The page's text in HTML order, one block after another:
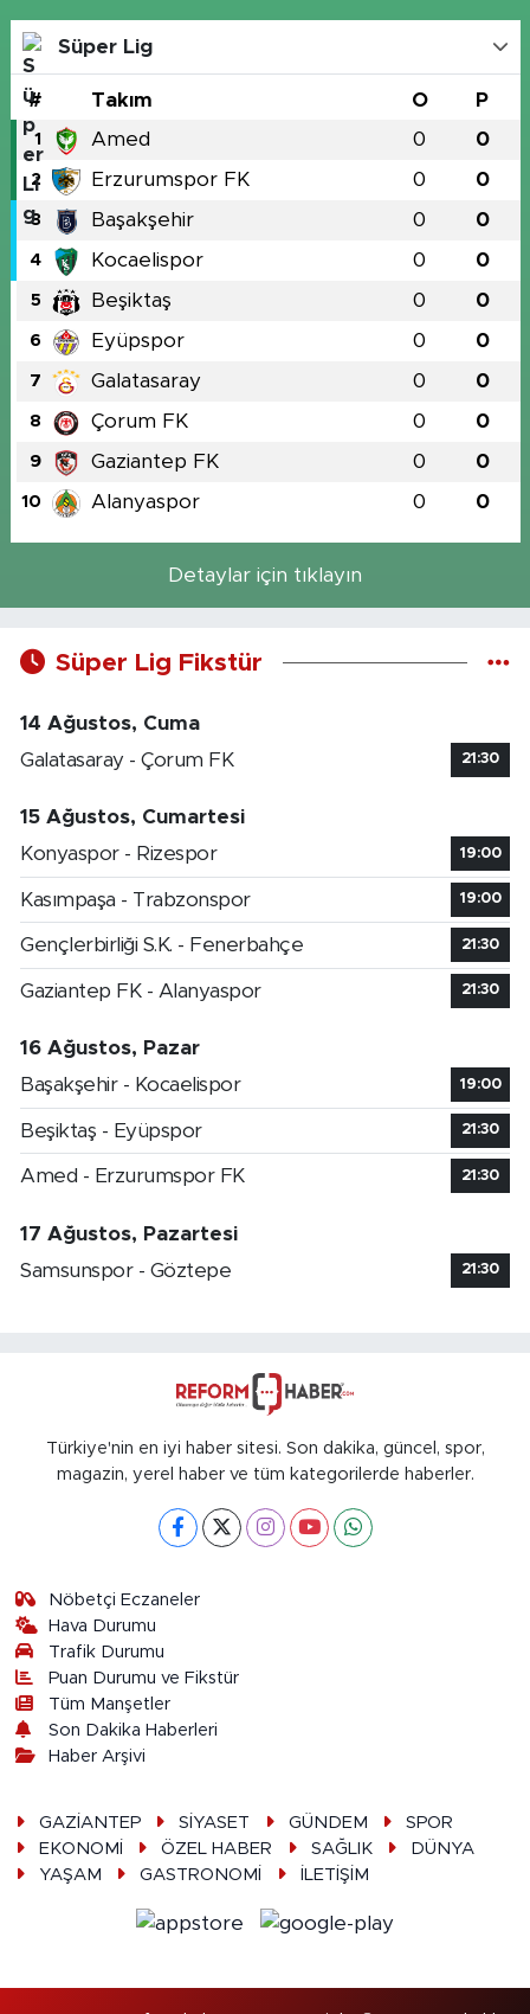
Süper Lig
# Takım O P
1 Amed 0 0
2 Erzurumspor FK 0 0
3 Başakşehir 0 0
4 Kocaelispor 0 0
5 Beşiktaş 0 0
6 Eyüpspor 0 0
7 Galatasaray 0 0
8 Çorum FK 0 0
9 Gaziantep FK 0 0
10 Alanyaspor 0 0
Detaylar için tıklayın
Süper Lig Fikstür
14 Ağustos, Cuma
Galatasaray - Çorum FK
21:30
15 Ağustos, Cumartesi
Konyaspor - Rizespor
19:00
Kasımpaşa - Trabzonspor 19:00
Gençlerbirliği S.K. - Fenerbahçe 21:30
Gaziantep FK - Alanyaspor 21:30
16 Ağustos, Pazar
Başakşehir - Kocaelispor
19:00
Beşiktaş - Eyüpspor 21:30
Amed - Erzurumspor FK 21:30
17 Ağustos, Pazartesi
Samsunspor - Göztepe
21:30
Türkiye'nin en iyi haber sitesi. Son dakika, güncel, spor,
magazin, yerel haber ve tüm kategorilerde haberler.
Nöbetçi Eczaneler
Hava Durumu
Trafik Durumu
Puan Durumu ve Fikstür
Tüm Manşetler
Son Dakika Haberleri
Haber Arşivi
GAZİANTEP SİYASET GÜNDEM
SPOR
EKONOMİ
ÖZEL HABER SAĞLIK
DÜNYA
YAŞAM
GASTRONOMİ İLETİŞİM